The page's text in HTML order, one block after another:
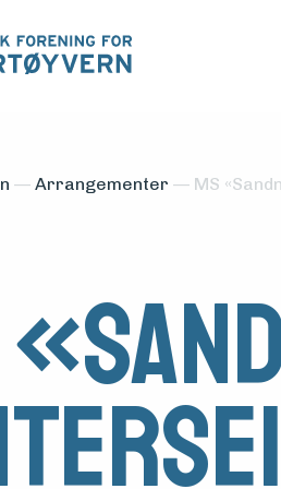
— Arrangementer — MS